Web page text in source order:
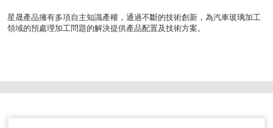
星晟產品擁有多項自主知識產權，通過不斷的技術創新，為汽車玻璃加工
領域的預處理加工問題的解決提供產品配置及技術方案。